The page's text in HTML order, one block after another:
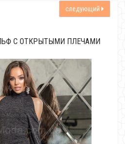
следующий
С ОТКРЫТЫМИ ПЛЕЧАМИ